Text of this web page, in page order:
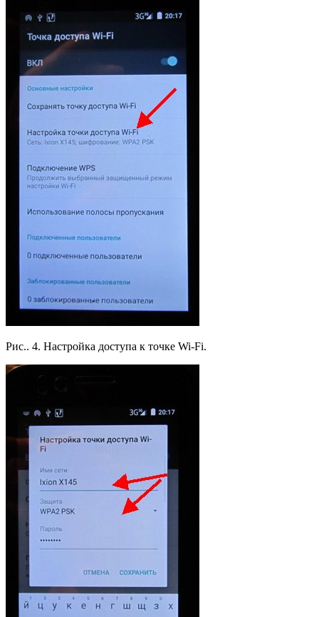
Рис.. 4. Настройка доступа к точке Wi-Fi.